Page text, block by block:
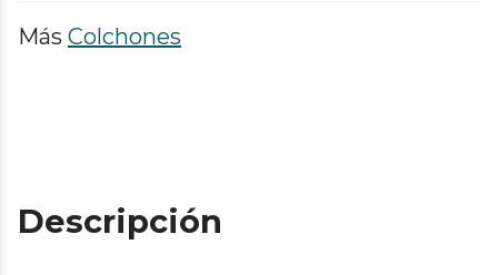
Más Colchones
Descripción